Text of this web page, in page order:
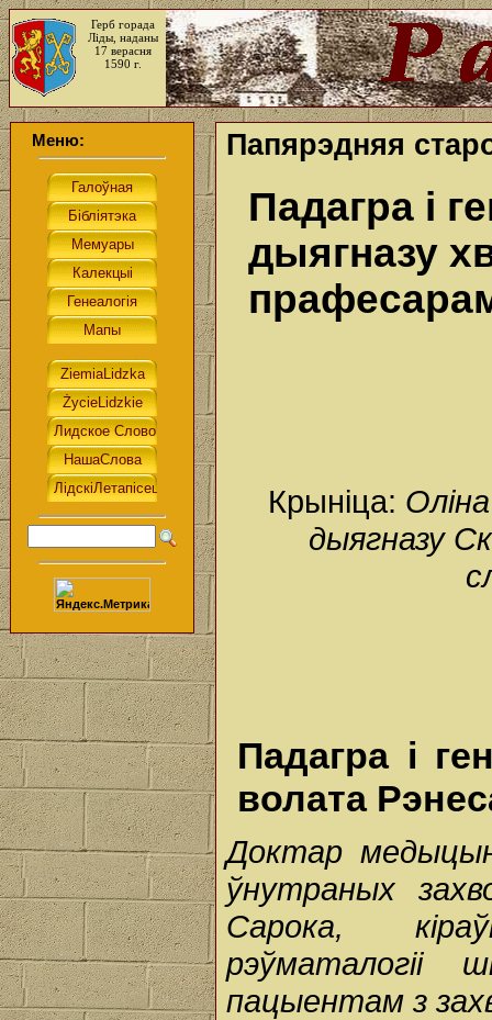
Герб горада
Ліды, наданы
17 верасня
1590 г.
Меню: Папярэдняя
Падагра і
дыягназу
Крыніца:
дыягназу
Падагра і
волата
Доктар
ўнутраных
Сарока,
рэўматалогіі
пацыентам з